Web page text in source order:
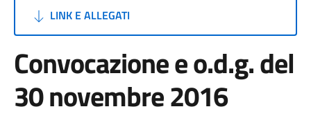
LINK E ALLEGATI
Convocazione e o.d.g. del
30 novembre 2016